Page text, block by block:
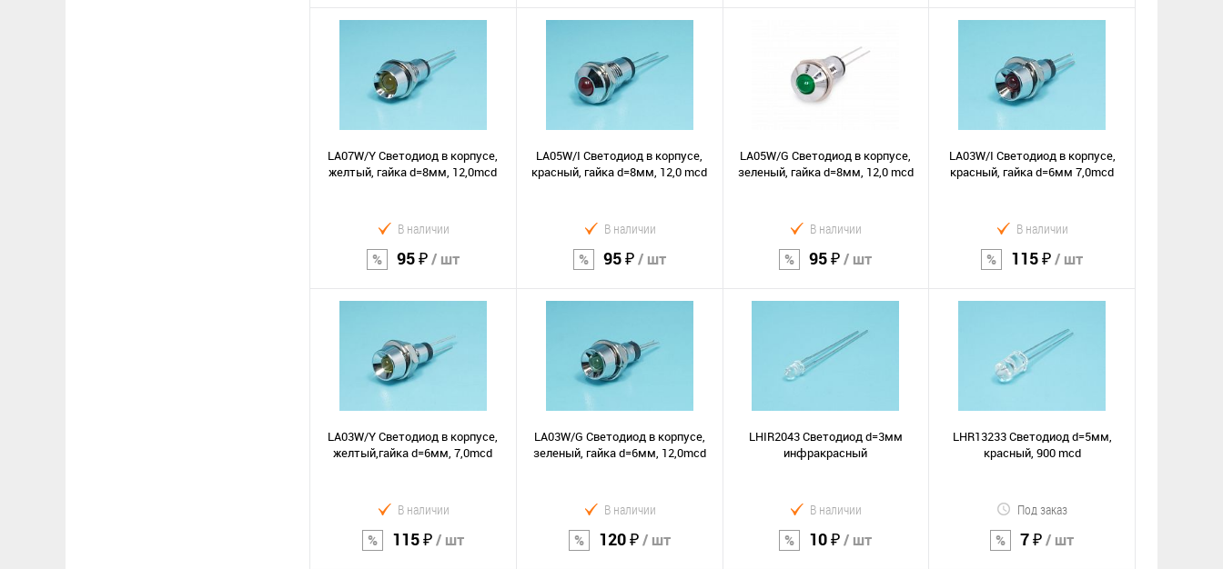
В корзину
Сравнение
В корзину
Сравнение
В корзину
Сравнение
В корзину
Сравнение
LA07W/Y Светодиод в корпусе,
желтый, гайка d=8мм, 12,0mcd
В наличии
95 ₽/ шт
В корзину
Сравнение
В избранное
LA05W/I Светодиод в корпусе,
красный, гайка d=8мм, 12,0 mcd
В наличии
95 ₽/ шт
В корзину
Сравнение
LA05W/G Светодиод в корпусе,
зеленый, гайка d=8мм, 12,0 mcd
В наличии
95 ₽/ шт
В корзину
Сравнение
LA03W/I Светодиод в корпусе,
красный, гайка d=6мм 7,0mcd
В наличии
115 ₽/ шт
В корзину
Сравнение
LA03W/Y Светодиод в корпусе,
желтый,гайка d=6мм, 7,0mcd
В наличии
115 ₽/ шт
LA03W/G Светодиод в корпусе,
зеленый, гайка d=6мм, 12,0mcd
В наличии
120 ₽/ шт
LHIR2043 Светодиод d=3мм
инфракрасный
В наличии
10 ₽/ шт
LHR13233 Светодиод d=5мм,
красный, 900 mcd
Под заказ
7 ₽/ шт